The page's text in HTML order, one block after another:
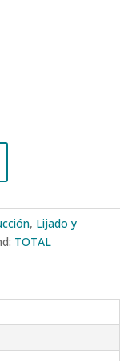
, Lijado y
TOTAL